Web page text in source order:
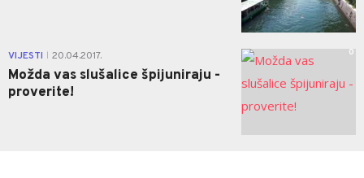
VIJESTI 20.04.2017.
Možda vas slušalice špijuniraju -
proverite!
0